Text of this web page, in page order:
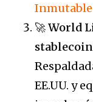
Inmutable
🚀World
stablecoin
EE.UU. y